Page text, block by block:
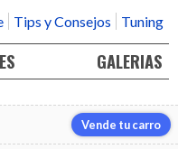
Tips y Consejos Tuning
GALERIAS
Vende tu carro